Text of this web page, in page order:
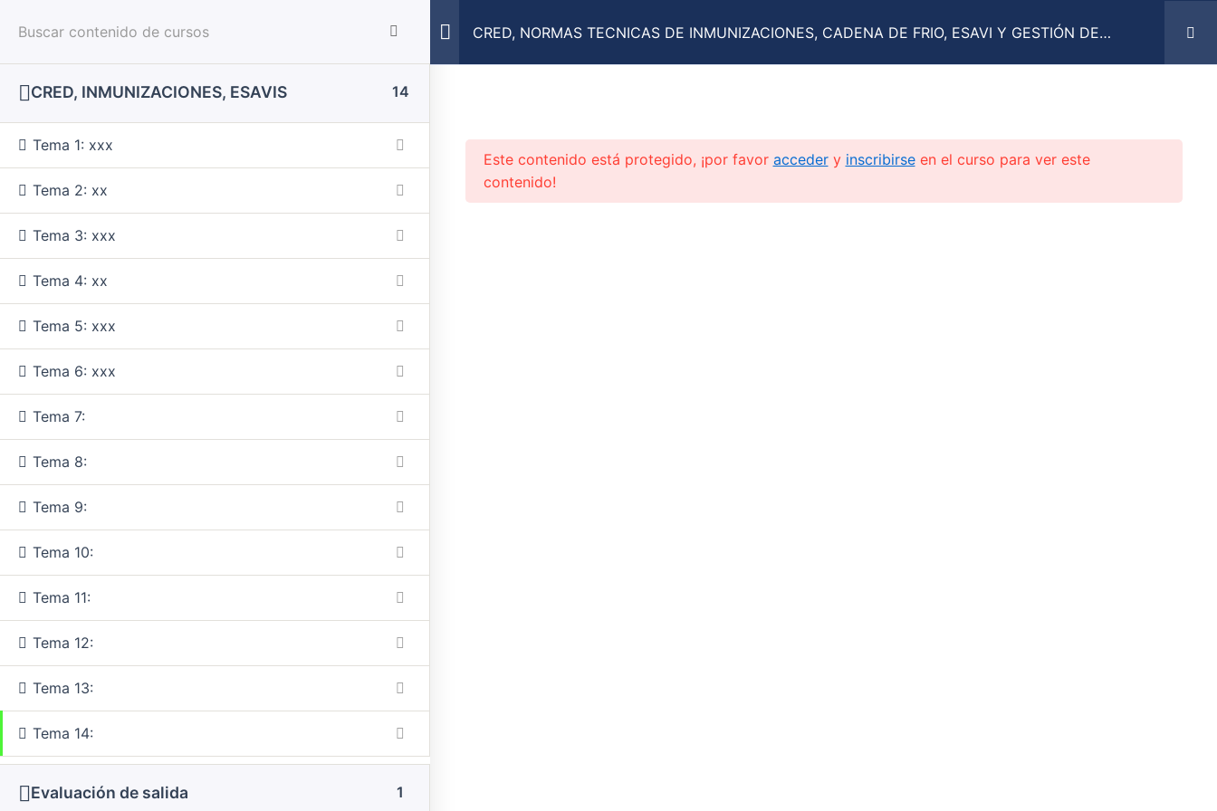
IAECIP Cursos y diplomados Contacto
Registrarse
Aula
Inicio
CRED, NORMAS TECNICAS DE INMUNIZACIONES, CADENA DE FRIO, ESAVI Y GESTIÓN DE
CRED, INMUNIZACIONES, ESAVIS 14
Tema 1: xxx
Tema 2: xx
Tema 3: xxx
Tema 4: xx
Tema 5: xxx
Tema 6: xxx
Tema 7:
Tema 8:
Tema 9:
Tema 10:
Tema 11:
Tema 12:
Tema 13:
Tema 14:
Evaluación de salida 1
Este contenido está protegido, ¡por favor accedery inscribirseen el curso para ver este
contenido!